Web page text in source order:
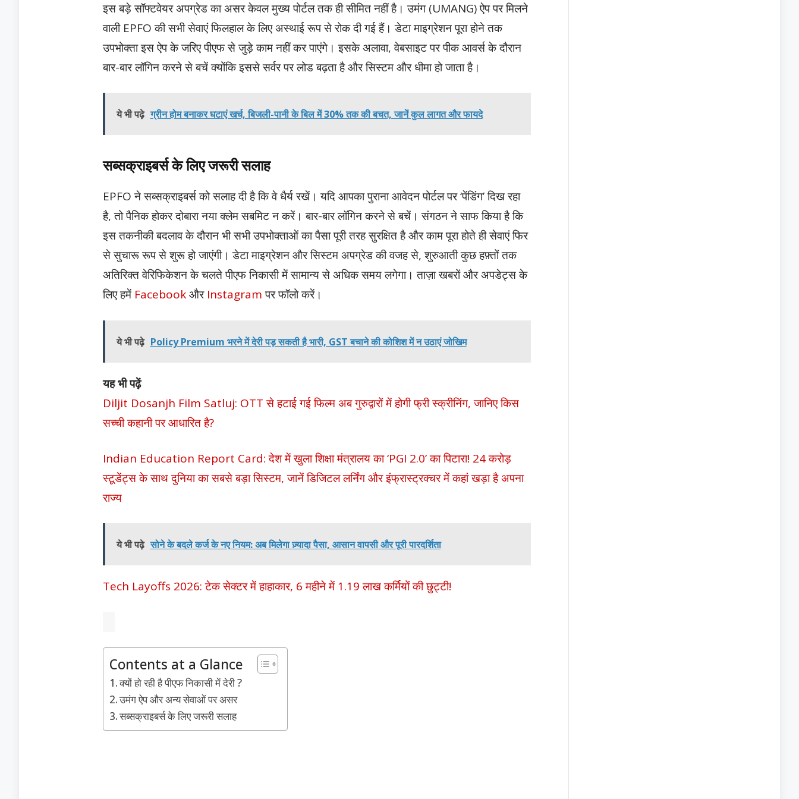
इस बड़े सॉफ्टवेयर अपग्रेड का असर केवल मुख्य पोर्टल तक ही सीमित नहीं है। उमंग (UMANG) ऐप पर मिलने
वाली EPFO की सभी सेवाएं फिलहाल के लिए अस्थाई रूप से रोक दी गई हैं। डेटा माइग्रेशन पूरा होने तक
उपभोक्ता इस ऐप के जरिए पीएफ से जुड़े काम नहीं कर पाएंगे। इसके अलावा,वेबसाइट पर पीक आवर्स के दौरान
बार-बार लॉगिन करने से बचें क्योंकि इससे सर्वर पर लोड बढ़ता है और सिस्टम और धीमा हो जाता है।
ये भी पढ़े ग्रीन होम बनाकर घटाएं खर्च, बिजली-पानी के बिल में 30% तक की बचत, जानें कुल लागत और फायदे
सब्सक्राइबर्स के लिए जरूरी सलाह
EPFO ने सब्सक्राइबर्स को सलाह दी है कि वे धैर्य रखें। यदि आपका पुराना आवेदन पोर्टल पर ‘पेंडिंग’ दिख रहा
है,तो पैनिक होकर दोबारा नया क्लेम सबमिट न करें। बार-बार लॉगिन करने से बचें। संगठन ने साफ किया है कि
इस तकनीकी बदलाव के दौरान भी सभी उपभोक्ताओं का पैसा पूरी तरह सुरक्षित है और काम पूरा होते ही सेवाएं फिर
से सुचारू रूप से शुरू हो जाएंगी। डेटा माइग्रेशन और सिस्टम अपग्रेड की वजह से,शुरुआती कुछ हफ़्तों तक
अतिरिक्त वेरिफिकेशन के चलते पीएफ निकासी में सामान्य से अधिक समय लगेगा।ताज़ा खबरों और अपडेट्स के
लिए हमें Facebookऔर Instagramपर फॉलो करें।
ये भी पढ़े Policy Premium भरने में देरी पड़ सकती है भारी, GST बचाने की कोशिश में न उठाएं जोखिम
यह भी पढ़ें
Diljit Dosanjh Film Satluj: OTT से हटाई गई फिल्म अब गुरुद्वारों में होगी फ्री स्क्रीनिंग, जानिए किस
सच्ची कहानी पर आधारित है?
Indian Education Report Card: देश में खुला शिक्षा मंत्रालय का ‘PGI 2.0’ का पिटारा! 24 करोड़
स्टूडेंट्स के साथ दुनिया का सबसे बड़ा सिस्टम, जानें डिजिटल लर्निंग और इंफ्रास्ट्रक्चर में कहां खड़ा है अपना
राज्य
ये भी पढ़े सोने के बदले कर्ज के नए नियम: अब मिलेगा ज़्यादा पैसा, आसान वापसी और पूरी पारदर्शिता
Tech Layoffs 2026: टेक सेक्टर में हाहाकार, 6 महीने में 1.19 लाख कर्मियों की छुट्टी!
Contents at a Glance
क्यों हो रही है पीएफ निकासी में देरी ?
उमंग ऐप और अन्य सेवाओं पर असर
सब्सक्राइबर्स के लिए जरूरी सलाह